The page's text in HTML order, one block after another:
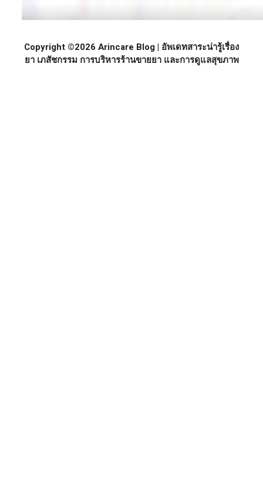
Copyright ©2026 Arincare Blog | อัพเดทสาระน่ารู้เรื่อง
ยา เภสัชกรรม การบริหารร้านขายยา และการดูแลสุขภาพ